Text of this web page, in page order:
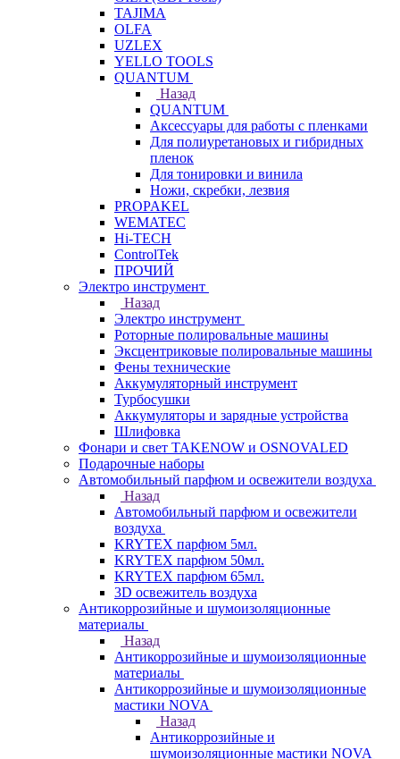
TAJIMA
OLFA
UZLEX
YELLO TOOLS
QUANTUM
Назад
QUANTUM
Аксессуары для работы с пленками
Для полиуретановых и гибридных
пленок
Для тонировки и винила
Ножи, скребки, лезвия
PROPAKEL
WEMATEC
Hi-TECH
ControlTek
ПРОЧИЙ
Электро инструмент
Назад
Электро инструмент
Роторные полировальные машины
Эксцентриковые полировальные машины
Фены технические
Аккумуляторный инструмент
Турбосушки
Аккумуляторы и зарядные устройства
Шлифовка
Фонари и свет TAKENOW и OSNOVALED
Подарочные наборы
Автомобильный парфюм и освежители воздуха
Назад
Автомобильный парфюм и освежители
воздуха
KRYTEX парфюм 5мл.
KRYTEX парфюм 50мл.
KRYTEX парфюм 65мл.
3D освежитель воздуха
Антикоррозийные и шумоизоляционные
материалы
Назад
Антикоррозийные и шумоизоляционные
материалы
Антикоррозийные и шумоизоляционные
мастики NOVA
Назад
Антикоррозийные и
шумоизоляционные мастики NOVA